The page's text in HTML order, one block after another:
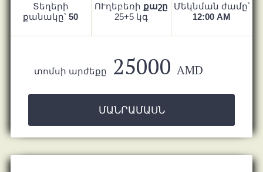
Տեղերի
քանակը՝50
ՈՒղեբեռի քաշը
25+5 կգ
Մեկնման ժամը՝
12:00 AM
տոմսի արժեքը 25000 AMD
ՄԱՆՐԱՄԱՍՆ